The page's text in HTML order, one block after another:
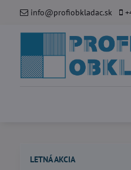
info@profiobkladac.sk
LETNÁ AKCIA